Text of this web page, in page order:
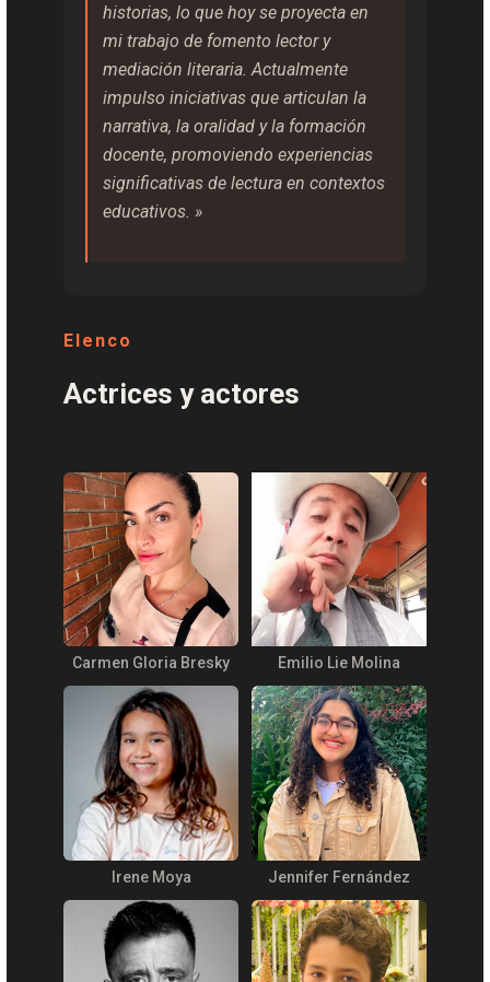
historias, lo que hoy se proyecta en
mi trabajo de fomento lector y
mediación literaria. Actualmente
impulso iniciativas que articulan la
narrativa, la oralidad y la formación
docente, promoviendo experiencias
significativas de lectura en contextos
educativos. »
Elenco
Actrices y actores
Carmen Gloria Bresky Emilio Lie Molina
Irene Moya Jennifer Fernández